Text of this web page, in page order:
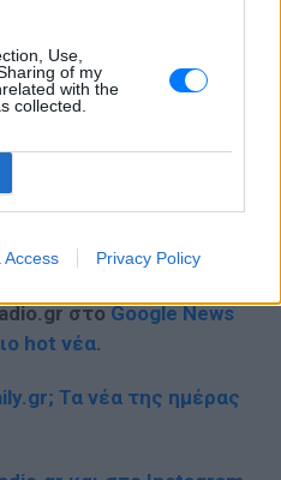
Use,
of my
with the
collected.
Access Privacy Policy
στοGoogle News
hot νέα.
Τα νέα της ημέρας